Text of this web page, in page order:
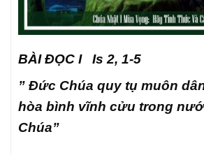
BÀI ĐỌC I Is 2, 1-5
” Đức Chúa quy tụ muôn
hòa bình vĩnh cửu trong
Chúa”